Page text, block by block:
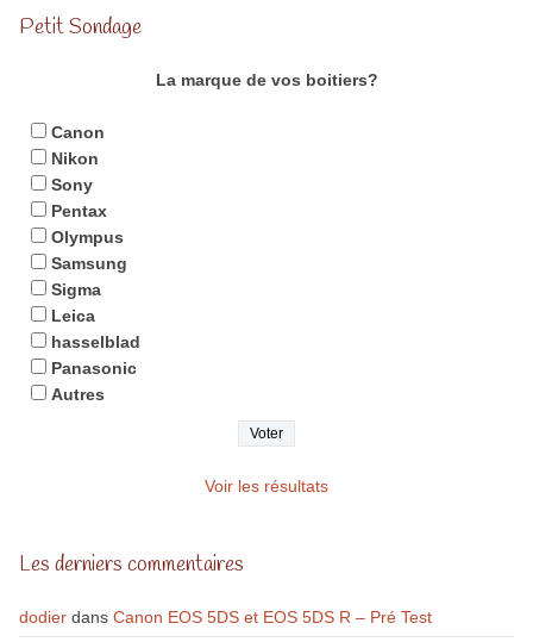
Petit Sondage
La marque de vos boitiers?
Canon
Nikon
Sony
Pentax
Olympus
Samsung
Sigma
Leica
hasselblad
Panasonic
Autres
Voir les résultats
Les derniers commentaires
dodierdans Canon EOS 5DS et EOS 5DS R – Pré Test